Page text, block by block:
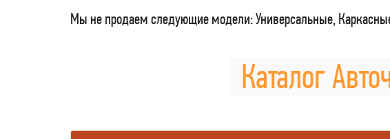
Мы не продаем следующие модели: Универсальные,
Каталог